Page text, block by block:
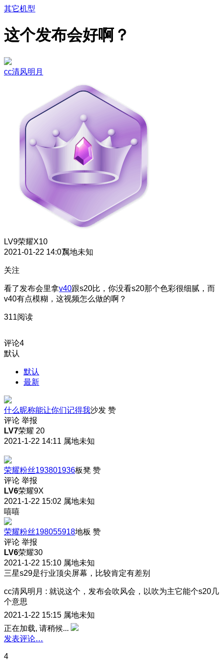
其它机型
这个发布会好啊？
cc清风明月
LV9荣耀X10
2021-01-22 14:07属地未知
关注
看了发布会里拿v40跟s20比，你没看s20那个色彩很细腻，而
v40有点模糊，这视频怎么做的啊？
311阅读
评论4
默认
默认
最新
什么昵称能让你们记得我沙发 赞
评论 举报
LV7荣耀 20
2021-1-22 14:11 属地未知
荣耀粉丝193801936板凳 赞
评论 举报
LV6荣耀9X
2021-1-22 15:02 属地未知
嘻嘻
荣耀粉丝198055918地板 赞
评论 举报
LV6荣耀30
2021-1-22 15:10 属地未知
三星s29是行业顶尖屏幕，比较肯定有差别
cc清风明月 : 就说这个，发布会吹风会，以吹为主它能个s20几
个意思
2021-1-22 15:15 属地未知
正在加载, 请稍候...
发表评论…
4